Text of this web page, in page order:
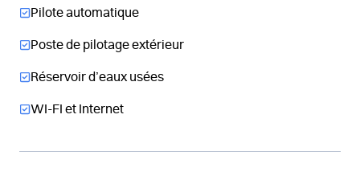
Pilote automatique
Poste de pilotage extérieur
Réservoir d’eaux usées
WI-FI et Internet